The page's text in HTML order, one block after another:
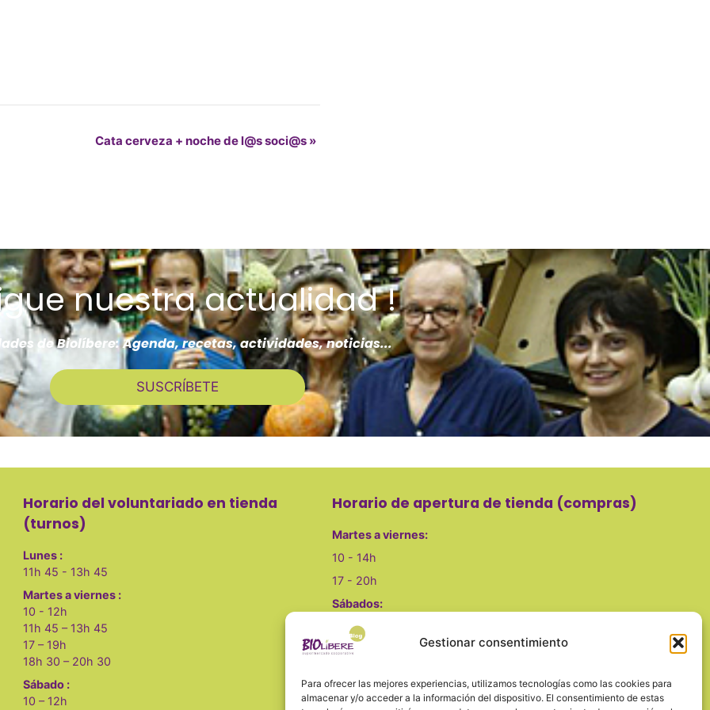
Gestionar consentimiento
Para ofrecer las mejores experiencias, utilizamos tecnologías como las cookies para
almacenar y/o acceder a la información del dispositivo. El consentimiento de estas
Cata cerveza + noche de l@s soci@s »
nuestra actualidad !
de Biolíbere: Agenda, recetas, actividades, noticias...
SUSCRÍBETE
Horario del voluntariado en tienda
(turnos)
Lunes :
11h 45 - 13h 45
Martes a viernes :
10 - 12h
11h 45 – 13h 45
17 – 19h
18h 30 – 20h 30
Sábado :
10 – 12h
Horario de apertura de tienda (compras)
Martes a viernes:
10 - 14h
17 - 20h
Sábados:
10 - 14h
Lunes, domingo y festivos cerrado